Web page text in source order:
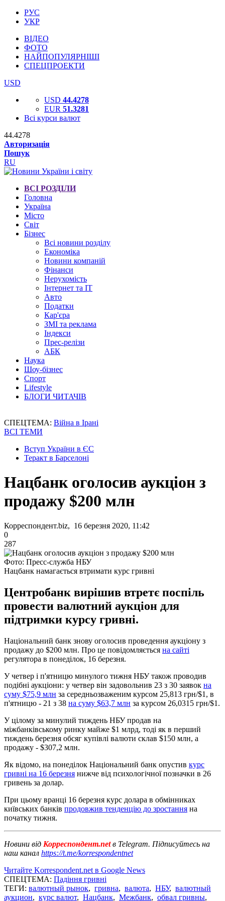
РУС
УКР
ВІДЕО
ФОТО
НАЙПОПУЛЯРНІШІ
СПЕЦПРОЕКТИ
USD
USD 44.4278
EUR 51.3281
Всі курси валют
44.4278
Авторизація
Пошук
RU
ВСІ РОЗДІЛИ
Головна
Україна
Місто
Світ
Бізнес
Всі новини розділу
Економіка
Новини компаній
Фінанси
Нерухомість
Інтернет та IT
Авто
Податки
Кар'єра
ЗМІ та реклама
Індекси
Прес-релізи
АБК
Наука
Шоу-бізнес
Спорт
Lifestyle
БЛОГИ ЧИТАЧІВ
СПЕЦТЕМА: Війна в Ірані
ВСІ ТЕМИ
Вступ України в ЄС
Теракт в Барселоні
Нацбанк оголосив аукціон з
продажу $200 млн
Корреспондент.biz, 16 березня 2020, 11:42
0
287
Фото: Пресс-служба НБУ
Нацбанк намагається втримати курс гривні
Центробанк вирішив втретє поспіль
провести валютний аукціон для
підтримки курсу гривні.
Національний банк знову оголосив проведення аукціону з
продажу до $200 млн. Про це повідомляється на сайті
регулятора в понеділок, 16 березня.
У четвер і п'ятницю минулого тижня НБУ також проводив
подібні аукціони: у четвер він задовольнив 23 з 30 заявок на
суму $75,9 млн за середньозваженим курсом 25,813 грн/$1, в
п'ятницю - 21 з 38 на суму $63,7 млн ​​за курсом 26,0315 грн/$1.
У цілому за минулий тиждень НБУ продав на
міжбанківському ринку майже $1 млрд, тоді як в перший
тиждень березня обсяг купівлі валюти склав $150 млн, а
продажу - $307,2 млн.
Як відомо, на понеділок Національний банк опустив курс
гривні на 16 березня нижче від психологічної позначки в 26
гривень за долар.
При цьому вранці 16 березня курс долара в обмінниках
київських банків продовжив тенденцію до зростання на
початку тижня.
Новини від Корреспондент.netв Telegram. Підписуйтесь на
наш канал https://t.me/korrespondentnet
Читайте Korrespondent.net в Google News
СПЕЦТЕМА: Падіння гривні
ТЕГИ: валютный рынок, гривна, валюта, НБУ, валютный
аукцион, курс валют, Нацбанк, Межбанк, обвал гривны,